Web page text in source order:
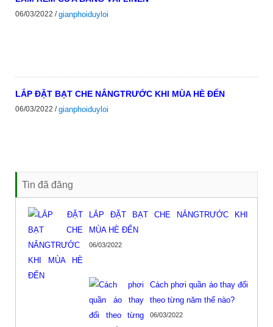
06/03/2022 /gianphoiduyloi
LẮP ĐẶT BẠT CHE NẮNGTRƯỚC KHI MÙA HÈ ĐẾN
06/03/2022 /gianphoiduyloi
Tin đã đăng
LẮP ĐẶT BẠT CHE NẮNGTRƯỚC KHI
MÙA HÈ ĐẾN
06/03/2022
Cách phơi quần áo thay đổi
theo từng năm thế nào?
06/03/2022